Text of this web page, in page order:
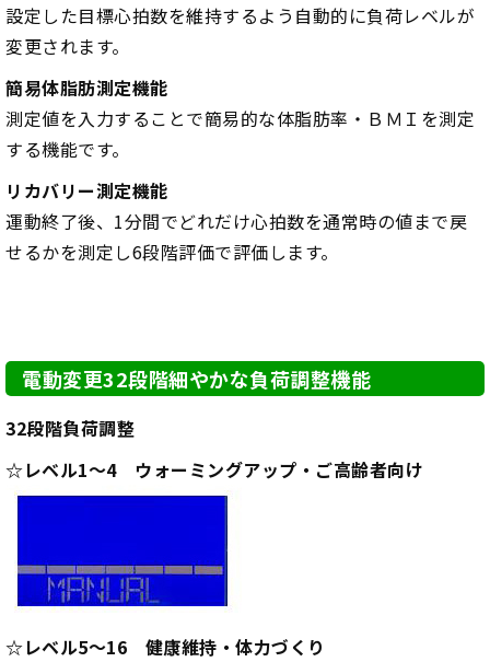
設定した目標心拍数を維持するよう自動的に負荷レベルが
変更されます。
簡易体脂肪測定機能
測定値を入力することで簡易的な体脂肪率・ＢＭＩを測定
する機能です。
リカバリー測定機能
運動終了後、1分間でどれだけ心拍数を通常時の値まで戻
せるかを測定し6段階評価で評価します。
電動変更32段階細やかな負荷調整機能
32段階負荷調整
☆レベル1～4 ウォーミングアップ・ご高齢者向け
☆レベル5～16 健康維持・体力づくり